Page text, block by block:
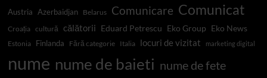
Austria Azerbaidjan Belarus Comunicare Comunicat
Croația cultură călătorii Eduard Petrescu Eko Group Eko News
Estonia Finlanda Fără categorie Italia locuri de vizitat marketing digital
nume nume de baieti nume de fete